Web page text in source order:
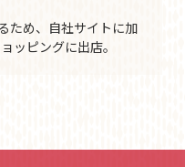
ため、自社サイトに加
ッピングに出店。